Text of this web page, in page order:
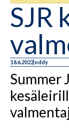
SJR
18.6.2022oddy
Summer